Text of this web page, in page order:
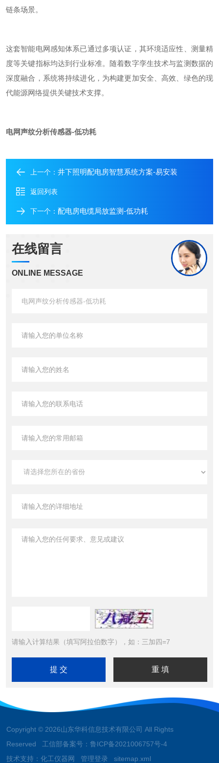
链条场景。
这套智能电网感知体系已通过多项认证，其环境适应性、测量精
度等关键指标均达到行业标准。随着数字孪生技术与监测数据的
深度融合，系统将持续进化，为构建更加安全、高效、绿色的现
代能源网络提供关键技术支撑。
电网声纹分析传感器-低功耗
上一个： 井下照明配电房智慧系统方案-易安装
返回列表
下一个： 配电房电缆局放监测-低功耗
在线留言
ONLINE MESSAGE
请输入计算结果（填写阿拉伯数字），如：三加四=7
Copyright © 2026山东华科信息技术有限公司 All Rights
Reserved 工信部备案号：鲁ICP备2021006757号-4
技术支持：化工仪器网 管理登录 sitemap.xml